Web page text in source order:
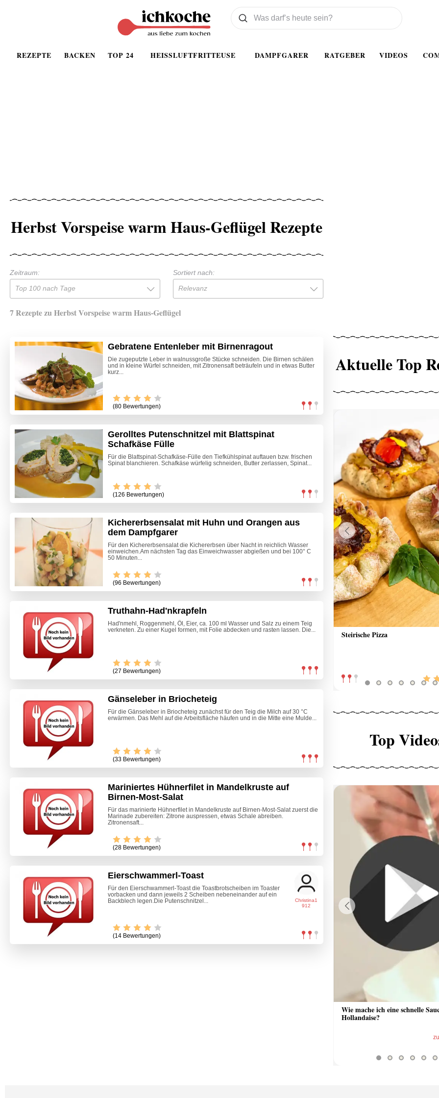
REZEPTE BACKEN TOP 24 HEISSLUFTFRITTEUSE DAMPFGARER RATGEBER VIDEOS
Was wollen Sie suchen
Suchen
Herbst Vorspeise warm Haus-Geflügel Rezepte
Zeitraum:
Top 100 nach Tage
Sortiert nach:
Relevanz
7 Rezepte zu Herbst Vorspeise warm Haus-Geflügel
Gebratene Entenleber mit Birnenragout
Die zugeputzte Leber in walnussgroße Stücke schneiden. Die Birnen schälen
und in kleine Würfel schneiden, mit Zitronensaft beträufeln und in etwas Butter
kurz...
(80 Bewertungen)
Gerolltes Putenschnitzel mit Blattspinat
Schafkäse Fülle
Für die Blattspinat-Schafkäse-Fülle den Tiefkühlspinat auftauen bzw. frischen
Spinat blanchieren. Schafkäse würfelig schneiden, Butter zerlassen, Spinat...
(126 Bewertungen)
Kichererbsensalat mit Huhn und Orangen aus
dem Dampfgarer
Für den Kichererbsensalat die Kichererbsen über Nacht in reichlich Wasser
einweichen.Am nächsten Tag das Einweichwasser abgießen und bei 100° C
50 Minuten...
(96 Bewertungen)
Truthahn-Had'nkrapfeln
Had'nmehl, Roggenmehl, Öl, Eier, ca. 100 ml Wasser und Salz zu einem Teig
verkneten. Zu einer Kugel formen, mit Folie abdecken und rasten lassen. Die...
(27 Bewertungen)
Gänseleber in Briocheteig
Für die Gänseleber in Briocheteig zunächst für den Teig die Milch auf 30 °C
erwärmen. Das Mehl auf die Arbeitsfläche häufen und in die Mitte eine Mulde...
(33 Bewertungen)
Mariniertes Hühnerfilet in Mandelkruste auf
Birnen-Most-Salat
Für das marinierte Hühnerfilet in Mandelkruste auf Birnen-Most-Salat zuerst die
Marinade zubereiten: Zitrone auspressen, etwas Schale abreiben.
Zitronensaft...
(28 Bewertungen)
Christina1
912
Eierschwammerl-Toast
Für den Eierschwammerl-Toast die Toastbrotscheiben im Toaster
vorbacken und dann jeweils 2 Scheiben nebeneinander auf ein
Backblech legen.Die Putenschnitzel...
(14 Bewertungen)
Aktuelle Top
Steirische Pizza
Marillenkuchen
Previous
Top
Wie mache ich eine schnelle
Hollandaise?
Previous